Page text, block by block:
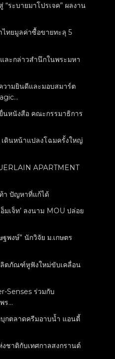
“ระบายมาโปรเจค” ผลงาน
ไทยมูลค่าซื้อขายทะลุ 5
ละกล่าวสำนึกในพระมหา
วามยินดีและมอบสมาร์ต
หนังสือ คณะกรรมาธิการ
ดินหน้าแปลงโฉมครั้งใหญ่
APARTMENT
า ปัญหาที่แก้ได้
อ็มเจ็ท’ ลงนาม MOU ปล่อย
พงษ์” นักวิจัย ม.เกษตร
ลิตภัณฑ์หูฟังใหม่ขับเคลื่อน
Senses ร่วมกับ
ร...
บุกตลาดครีมอาบน้ำ แอนตี้
ชาติกับเทศกาลสงกรานต์